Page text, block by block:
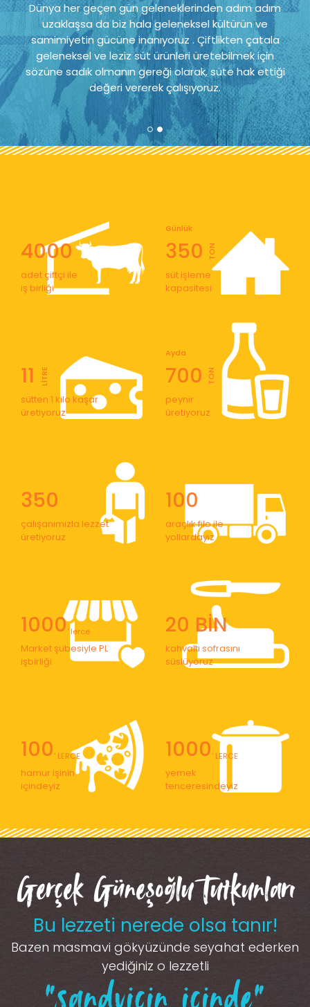
Dünya her geçen gün geleneklerinden adım adım
uzaklaşsa da biz hala geleneksel kültürün ve
samimiyetin gücüne inanıyoruz . Çiftlikten çatala
geleneksel ve leziz süt ürünleri üretebilmek için
sözüne sadık olmanın gereği olarak, süte hak ettiği
değeri vererek çalışıyoruz.
4000
adet çiftçi ile
iş birliği
350
Günlük
TON
süt işleme
kapasitesi
11 LİTRE
sütten 1 kilo kaşar
üretiyoruz
700
Ayda
TON
peynir
üretiyoruz
350
çalışanımızla lezzet
üretiyoruz
100
araçlık filo ile
yollardayız
1000' lerce
Market şubesiyle PL
işbirliği
20 BİN
kahvaltı sofrasını
süslüyoruz
100' LERCE
hamur işinin
içindeyiz
1000' LERCE
yemek
tenceresindeyiz
Gerçek Güneşoğlu Tutkunları
Bu lezzeti nerede olsa tanır!
Bazen masmavi gökyüzünde seyahat ederken
yediğiniz o lezzetli